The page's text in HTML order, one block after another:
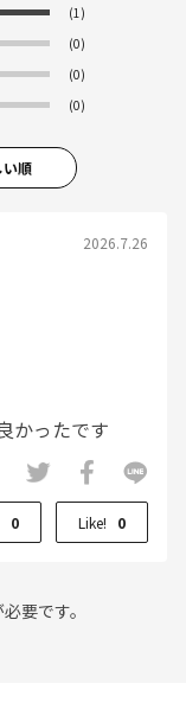
(1)
(0)
(0)
(0)
い順
2026.7.26
かったです
0 Like! 0
要です。